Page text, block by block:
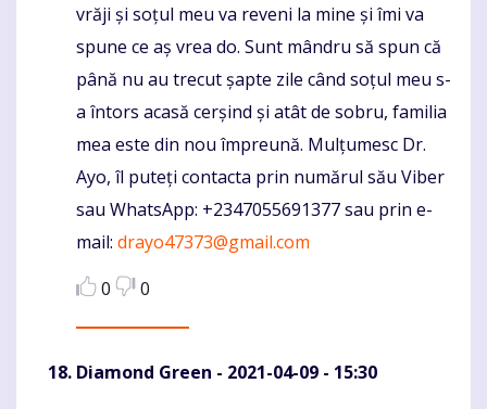
vrăji și soțul meu va reveni la mine și îmi va
spune ce aș vrea do. Sunt mândru să spun că
până nu au trecut șapte zile când soțul meu s-
a întors acasă cerșind și atât de sobru, familia
mea este din nou împreună. Mulțumesc Dr.
Ayo, îl puteți contacta prin numărul său Viber
sau WhatsApp: +2347055691377 sau prin e-
mail: drayo47373@gmail.com
0
0
Diamond Green - 2021-04-09 - 15:30